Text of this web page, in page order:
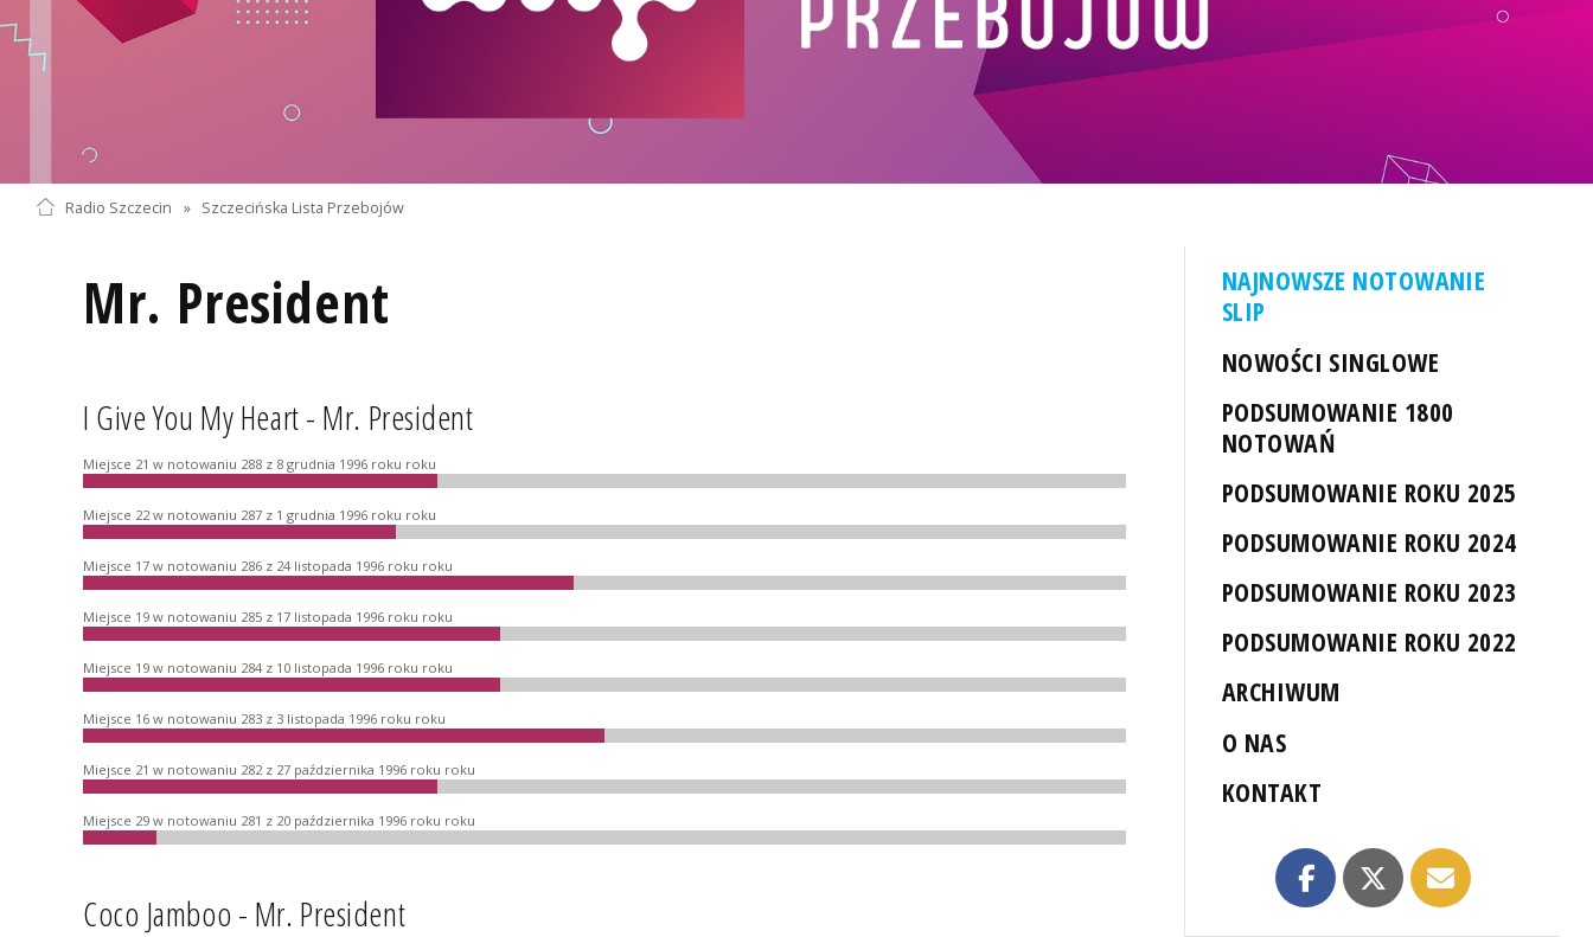
Radio Szczecin » Szczecińska Lista Przebojów
Mr. President
I Give You My Heart - Mr. President
Miejsce 21 w notowaniu 288 z 8 grudnia 1996 roku roku
Miejsce 22 w notowaniu 287 z 1 grudnia 1996 roku roku
Miejsce 17 w notowaniu 286 z 24 listopada 1996 roku roku
Miejsce 19 w notowaniu 285 z 17 listopada 1996 roku roku
Miejsce 19 w notowaniu 284 z 10 listopada 1996 roku roku
Miejsce 16 w notowaniu 283 z 3 listopada 1996 roku roku
Miejsce 21 w notowaniu 282 z 27 października 1996 roku roku
Miejsce 29 w notowaniu 281 z 20 października 1996 roku roku
Coco Jamboo - Mr. President
NAJNOWSZE NOTOWANIE
SLIP
NOWOŚCI SINGLOWE
PODSUMOWANIE 1800
NOTOWAŃ
PODSUMOWANIE ROKU 2025
PODSUMOWANIE ROKU 2024
PODSUMOWANIE ROKU 2023
PODSUMOWANIE ROKU 2022
ARCHIWUM
O NAS
KONTAKT